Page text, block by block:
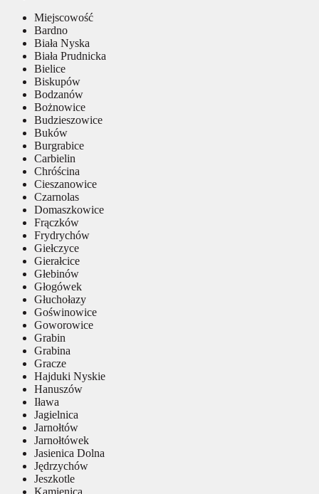
Miejscowość
Bardno
Biała Nyska
Biała Prudnicka
Bielice
Biskupów
Bodzanów
Bożnowice
Budzieszowice
Buków
Burgrabice
Carbielin
Chróścina
Cieszanowice
Czarnolas
Domaszkowice
Frączków
Frydrychów
Giełczyce
Gierałcice
Głebinów
Głogówek
Głuchołazy
Goświnowice
Goworowice
Grabin
Grabina
Gracze
Hajduki Nyskie
Hanuszów
Iława
Jagielnica
Jarnołtów
Jarnołtówek
Jasienica Dolna
Jędrzychów
Jeszkotle
Kamienica